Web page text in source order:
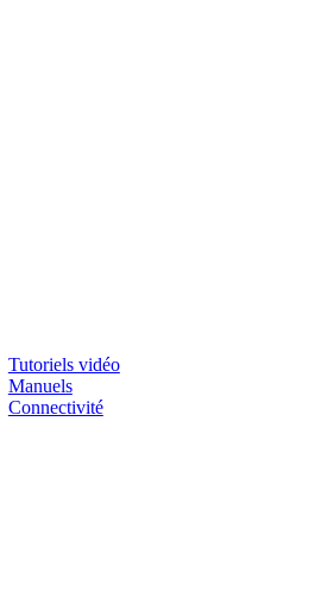
Tutoriels vidéo
Manuels
Connectivité